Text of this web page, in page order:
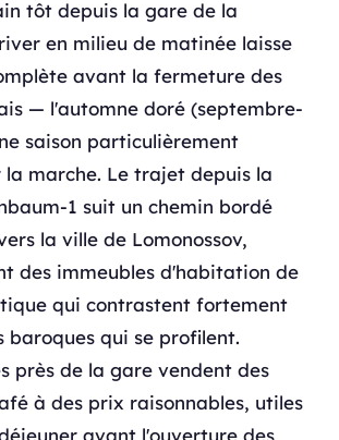
tôt depuis la gare de la
en milieu de matinée laisse
avant la fermeture des
— l'automne doré (septembre-
saison particulièrement
marche. Le trajet depuis la
1 suit un chemin bordé
la ville de Lomonossov,
des immeubles d'habitation de
qui contrastent fortement
baroques qui se profilent.
près de la gare vendent des
à des prix raisonnables, utiles
avant l'ouverture des